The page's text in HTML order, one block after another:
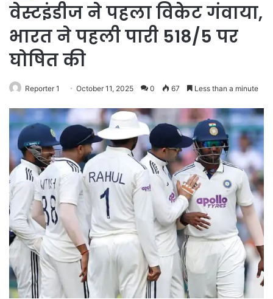
वेस्टइंडीज ने पहला विकेट गंवाया,
भारत ने पहली पारी 518/5 पर
घोषित की
Reporter 1 October 11, 2025 0 67 Less than a minute